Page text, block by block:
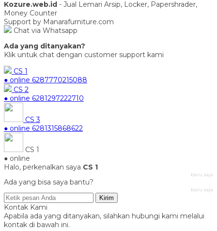
Kozure.web.id - Jual Lemari Arsip, Locker, Papershrader,
Money Counter
Support by Manarafurniture.com
Chat via Whatsapp
Ada yang ditanyakan?
Klik untuk chat dengan customer support kami
CS 1
● online 6287770215088
CS 2
● online 6281297222710
CS 3
● online 6281315868622
CS 1
● online
Halo, perkenalkan saya CS 1
baru saja
Ada yang bisa saya bantu?
baru saja
Kirim
Kontak Kami
Apabila ada yang ditanyakan, silahkan hubungi kami melalui
kontak di bawah ini.